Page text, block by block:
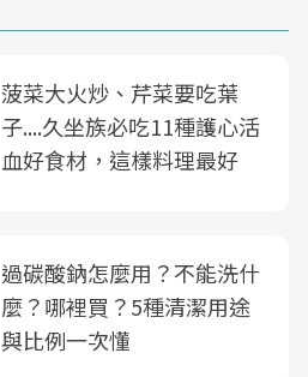
菠菜大火炒、芹菜要吃葉
子....久坐族必吃11種護心活
血好食材，這樣料理最好
過碳酸鈉怎麼用？不能洗什
麼？哪裡買？5種清潔用途
與比例一次懂